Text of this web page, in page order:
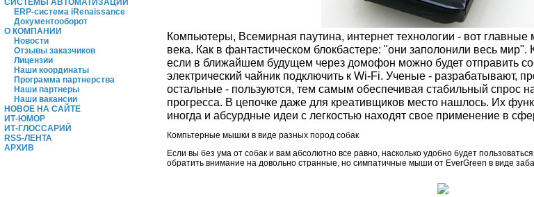
СИСТЕМЫ АВТОМАТИЗАЦИИ
ERP-система iRenaissance
Документооборот
О КОМПАНИИ
Новости
Отзывы заказчиков
Лицензии
Наши координаты
Программа партнерства
Наши партнеры
Наши вакансии
НОВОЕ НА САЙТЕ
ИТ-ЮМОР
ИТ-ГЛОССАРИЙ
RSS-ЛЕНТА
АРХИВ
Компьютеры, Всемирная паутина, интернет технологии - вот
века. Как в фантастическом блокбастере: "они заполонили весь мир".
если в ближайшем будущем через домофон можно будет отправить
электрический чайник подключить к Wi-Fi. Ученые - разрабатывают,
остальные - пользуются, тем самым обеспечивая стабильный спрос
прогресса. В цепочке даже для креативщиков место нашлось. Их
иногда и абсурдные идеи с легкостью находят свое применение в
Компьтерные мышки в виде разных пород собак
Если вы без ума от собак и вам абсолютно все равно, насколько удобно будет
обратить внимание на довольно странные, но симпатичные мыши от EverGreen в виде